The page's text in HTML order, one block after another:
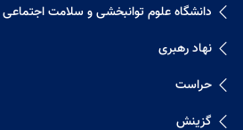
دانشگاه علوم توانبخشی و سلامت اجتماعی
نهاد رهبری
حراست
گزینش